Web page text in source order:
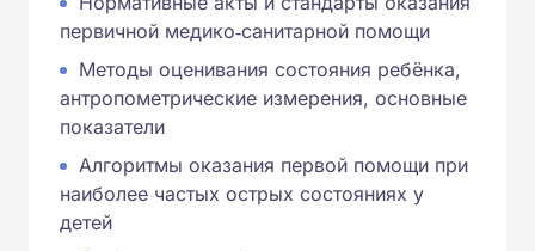
первичной медико‑санитарной помощи
Методы оценивания состояния ребёнка,
антропометрические измерения, основные
показатели
Алгоритмы оказания первой помощи при
наиболее частых острых состояниях у
детей